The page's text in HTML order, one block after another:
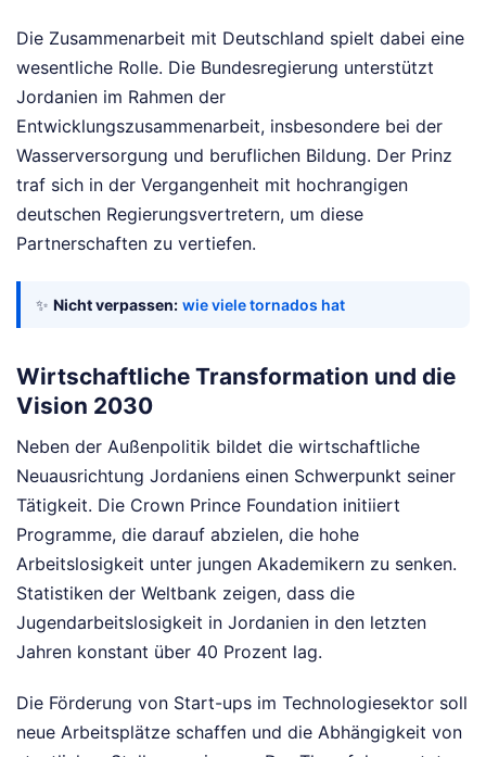
Die Zusammenarbeit mit Deutschland spielt dabei eine
wesentliche Rolle. Die Bundesregierung unterstützt
Jordanien im Rahmen der
Entwicklungszusammenarbeit, insbesondere bei der
Wasserversorgung und beruflichen Bildung. Der Prinz
traf sich in der Vergangenheit mit hochrangigen
deutschen Regierungsvertretern, um diese
Partnerschaften zu vertiefen.
✨ Nicht verpassen: wie viele tornados hat
Wirtschaftliche Transformation und die
Vision 2030
Neben der Außenpolitik bildet die wirtschaftliche
Neuausrichtung Jordaniens einen Schwerpunkt seiner
Tätigkeit. Die Crown Prince Foundation initiiert
Programme, die darauf abzielen, die hohe
Arbeitslosigkeit unter jungen Akademikern zu senken.
Statistiken der Weltbank zeigen, dass die
Jugendarbeitslosigkeit in Jordanien in den letzten
Jahren konstant über 40 Prozent lag.
Die Förderung von Start-ups im Technologiesektor soll
neue Arbeitsplätze schaffen und die Abhängigkeit von